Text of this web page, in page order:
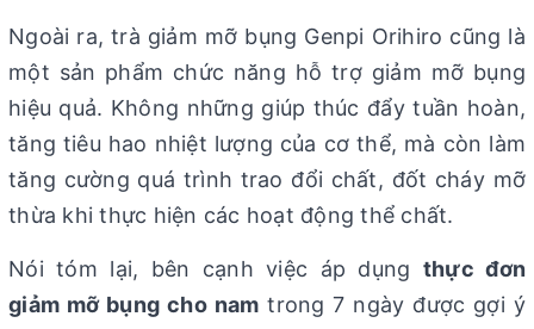
Ngoài ra, trà giảm mỡ bụng Genpi Orihiro cũng là
một sản phẩm chức năng hỗ trợ giảm mỡ bụng
hiệu quả. Không những giúp thúc đẩy tuần hoàn,
tăng tiêu hao nhiệt lượng của cơ thể, mà còn làm
tăng cường quá trình trao đổi chất, đốt cháy mỡ
thừa khi thực hiện các hoạt động thể chất.
Nói tóm lại, bên cạnh việc áp dụng thực đơn
giảm mỡ bụng cho nam trong 7 ngày được gợi ý